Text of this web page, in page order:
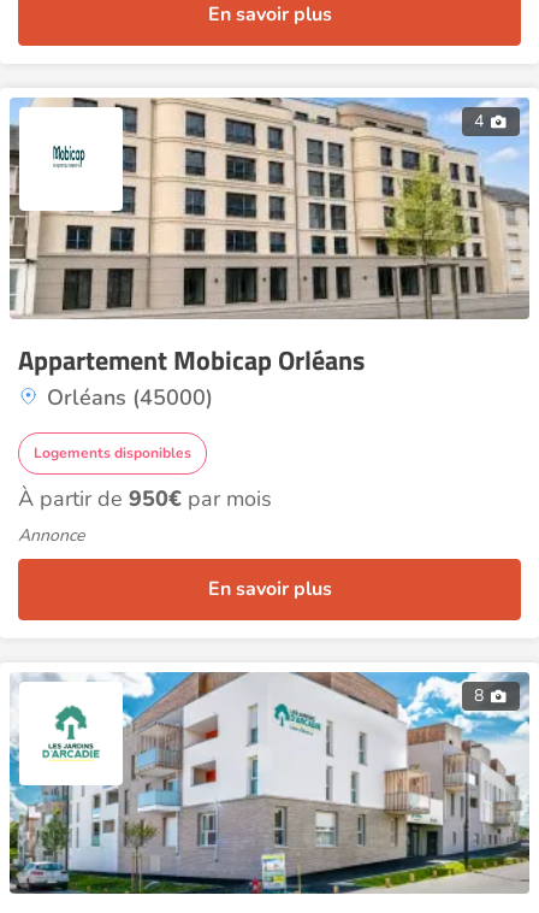
En savoir plus
4
Appartement Mobicap Orléans
Orléans (45000)
Logements disponibles
À partir de 950€ par mois
Annonce
En savoir plus
8